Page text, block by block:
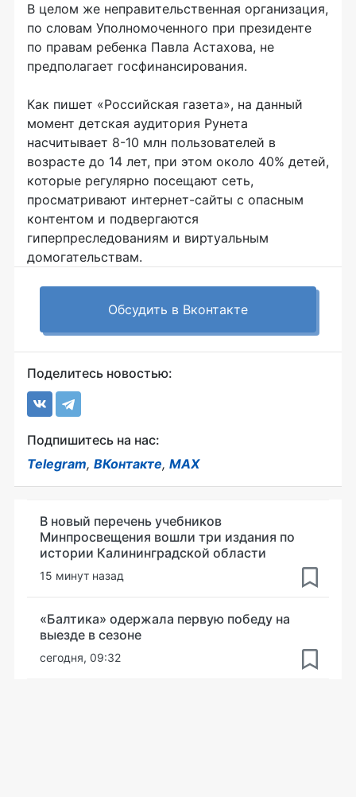
В целом же неправительственная организация,
по словам Уполномоченного при президенте
по правам ребенка Павла Астахова, не
предполагает госфинансирования.
Как пишет «Российская газета», на данный
момент детская аудитория Рунета
насчитывает 8-10 млн пользователей в
возрасте до 14 лет, при этом около 40% детей,
которые регулярно посещают сеть,
просматривают интернет-сайты с опасным
контентом и подвергаются
гиперпреследованиям и виртуальным
домогательствам.
Обсудить в Вконтакте
Поделитесь новостью:
Подпишитесь на нас:
Telegram, ВКонтакте, MAX
В новый перечень учебников
Минпросвещения вошли три издания по
истории Калининградской области
15 минут назад
«Балтика» одержала первую победу на
выезде в сезоне
сегодня, 09:32